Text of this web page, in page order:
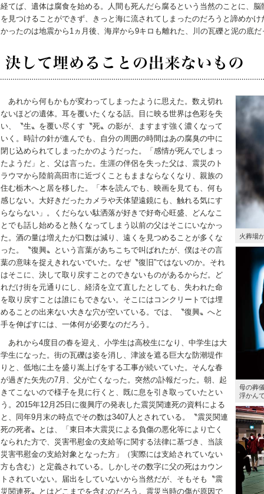
経てば、遺体は腐食を始める。人間も死んだら腐るという当然のことに、
を見つけることができず、きっと海に流されてしまったのだろうと諦めか
かったのは地震から1ヵ月後、海岸から9キロも離れた、川の瓦礫と泥の底だ
火葬場
母の葬
浮かん
あれから何もかもが変わってしまったように思えた。数え切れ
ないほどの遺体。耳を覆いたくなる話。目に映る世界は色彩を失
い、〝生〟を覆い尽くす〝死〟の影が、ますます強く濃くなって
いく。時計の針が進んでも、自分の周囲の時間はあの腐臭の中に
閉じ込められてしまったかのようだった。「感情が死んでしまっ
たようだ」と、父は言った。生涯の伴侶を失った父は、震災のト
ラウマから陸前高田市に近づくこともままならなくなり、親族の
住む栃木へと居を移した。「本を読んでも、映画を見ても、何も
感じない。大好きだったカメラや天体望遠鏡にも、触れる気にす
らならない」。くだらない駄洒落が好きで好奇心旺盛、どんなこ
とでも話し始めると熱くなってしまう以前の父はそこにいなかっ
た。酒の量は増えたが口数は減り、遠くを見つめることが多くな
った。〝復興〟という言葉があちこちで叫ばれたが、僕はその言
葉の意味を捉えきれないでいた。なぜ〝復旧”ではないのか。それ
はそこに、決して取り戻すことのできないものがあるからだ。ど
れだけ街を元通りにし、経済を立て直したとしても、失われた命
を取り戻すことは誰にもできない。そこにはコンクリートでは埋
めることの出来ない大きな穴が空いている。では、〝復興〟へと
手を伸ばすには、一体何が必要なのだろう。
あれから4度目の春を迎え、小学生は高校生になり、中学生は大
学生になった。街の瓦礫は姿を消し、津波を遮る巨大な防潮堤作
りと、低地に土を盛り嵩上げをする工事が続いていた。そんな春
が過ぎた矢先の7月、父が亡くなった。突然の訃報だった。朝、起
きてこないので様子を見に行くと、既に息を引き取っていたとい
う。2015年12月25日に復興庁の発表した震災関連死の資料による
と、同年9月末の時点でその数は3407人とされている。〝震災関連
死の死者〟とは、「東日本大震災による負傷の悪化等により亡く
なられた方で、災害弔慰金の支給等に関する法律に基づき、当該
災害弔慰金の支給対象となった方」（実際には支給されていない
方も含む）と定義されている。しかしその数字に父の死はカウン
トされていない。届出をしていないから当然だが、そもそも〝震
災関連死〟とはどこまでを含むのだろう。震災当時の傷が原因で